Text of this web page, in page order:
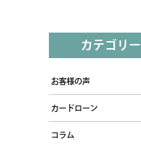
カテゴリー
お客様の声
カードローン
コラム